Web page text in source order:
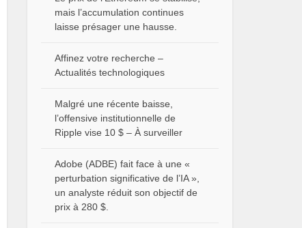
mais l’accumulation continues
laisse présager une hausse.
Affinez votre recherche –
Actualités technologiques
Malgré une récente baisse,
l’offensive institutionnelle de
Ripple vise 10 $ – À surveiller
Adobe (ADBE) fait face à une «
perturbation significative de l’IA »,
un analyste réduit son objectif de
prix à 280 $.